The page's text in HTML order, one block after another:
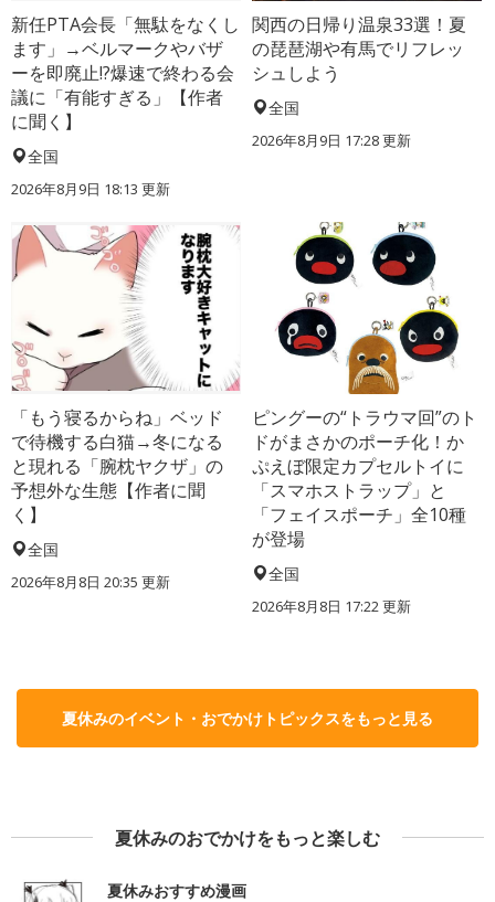
新任PTA会長「無駄をなくし
ます」→ベルマークやバザ
ーを即廃止!?爆速で終わる会
議に「有能すぎる」【作者
に聞く】
全国
2026年8月9日 18:13 更新
関西の日帰り温泉33選！夏
の琵琶湖や有馬でリフレッ
シュしよう
全国
2026年8月9日 17:28更新
「もう寝るからね」ベッド
で待機する白猫→冬になる
と現れる「腕枕ヤクザ」の
予想外な生態【作者に聞
く】
全国
2026年8月8日 20:35 更新
ピングーの“トラウマ回”のト
ドがまさかのポーチ化！か
ぷえぼ限定カプセルトイに
「スマホストラップ」と
「フェイスポーチ」全10種
が登場
全国
2026年8月8日 17:22更新
夏休みのイベント・おでかけトピックスをもっと見る
夏休みのおでかけをもっと楽しむ
夏休みおすすめ漫画